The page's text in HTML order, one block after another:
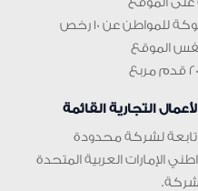
ألّا يتجاوز مجموع عدد الرخص المملوكة للمواطن عن 10 رخص
الموقع
التجارية القائمة
لشركة محدودة
الإمارات العربية المتحدة